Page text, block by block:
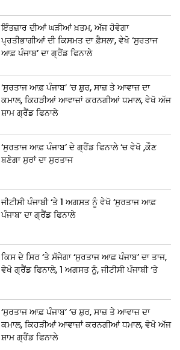
ਇੰਤਜ਼ਾਰ ਦੀਆਂ ਘੜੀਆਂ ਖ਼ਤਮ, ਅੱਜ ਹੋਵੇਗਾ
ਪ੍ਰਤੀਭਾਗੀਆਂ ਦੀ ਕਿਸਮਤ ਦਾ ਫ਼ੈਸਲਾ, ਵੇਖੋ ‘ਸੁਰਤਾਜ
ਆਫ਼ ਪੰਜਾਬ’ ਦਾ ਗ੍ਰੈਂਡ ਫਿਨਾਲੇ
‘ਸੁਰਤਾਜ ਆਫ਼ ਪੰਜਾਬ’ ‘ਚ ਸ਼ੁਰ, ਸਾਜ਼ ਤੇ ਆਵਾਜ਼ ਦਾ
ਕਮਾਲ, ਕਿਹੜੀਆਂ ਆਵਾਜ਼ਾਂ ਕਰਨਗੀਆਂ ਧਮਾਲ, ਵੇਖੋ ਅੱਜ
ਸ਼ਾਮ ਗ੍ਰੈਂਡ ਫਿਨਾਲੇ
‘ਸੁਰਤਾਜ ਆਫ਼ ਪੰਜਾਬ’ ਦੇ ਗ੍ਰੈਂਡ ਫਿਨਾਲੇ ‘ਚ ਵੇਖੋ ,ਕੌਣ
ਬਣੇਗਾ ਸੁਰਾਂ ਦਾ ਸੁਰਤਾਜ
ਜੀਟੀਸੀ ਪੰਜਾਬੀ ‘ਤੇ 1 ਅਗਸਤ ਨੂੰ ਵੇਖੋ ‘ਸੁਰਤਾਜ ਆਫ਼
ਪੰਜਾਬ’ ਦਾ ਗ੍ਰੈਂਡ ਫਿਨਾਲੇ
ਕਿਸ ਦੇ ਸਿਰ ‘ਤੇ ਸੱਜੇਗਾ ‘ਸੁਰਤਾਜ ਆਫ਼ ਪੰਜਾਬ’ ਦਾ ਤਾਜ,
ਵੇਖੋ ਗ੍ਰੈਂਡ ਫਿਨਾਲੇ, 1 ਅਗਸਤ ਨੂੰ, ਜੀਟੀਸੀ ਪੰਜਾਬੀ ‘ਤੇ
‘ਸੁਰਤਾਜ ਆਫ਼ ਪੰਜਾਬ’ ‘ਚ ਸ਼ੁਰ, ਸਾਜ਼ ਤੇ ਆਵਾਜ਼ ਦਾ
ਕਮਾਲ, ਕਿਹੜੀਆਂ ਆਵਾਜ਼ਾਂ ਕਰਨਗੀਆਂ ਧਮਾਲ, ਵੇਖੋ ਅੱਜ
ਸ਼ਾਮ ਗ੍ਰੈਂਡ ਫਿਨਾਲੇ